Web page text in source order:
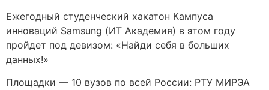
Ежегодный студенческий хакатон Кампуса
инноваций Samsung (ИТ Академия) в этом году
пройдет под девизом: «Найди себя в больших
данных!»
Площадки — 10 вузов по всей России: РТУ МИРЭА